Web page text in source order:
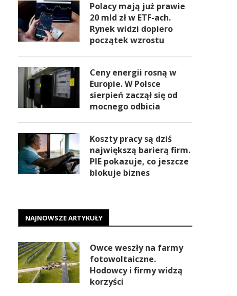
Polacy mają już prawie
20 mld zł w ETF-ach.
Rynek widzi dopiero
początek wzrostu
Ceny energii rosną w
Europie. W Polsce
sierpień zaczął się od
mocnego odbicia
Koszty pracy są dziś
największą barierą firm.
PIE pokazuje, co jeszcze
blokuje biznes
NAJNOWSZE ARTYKUŁY
Owce weszły na farmy
fotowoltaiczne.
Hodowcy i firmy widzą
korzyści